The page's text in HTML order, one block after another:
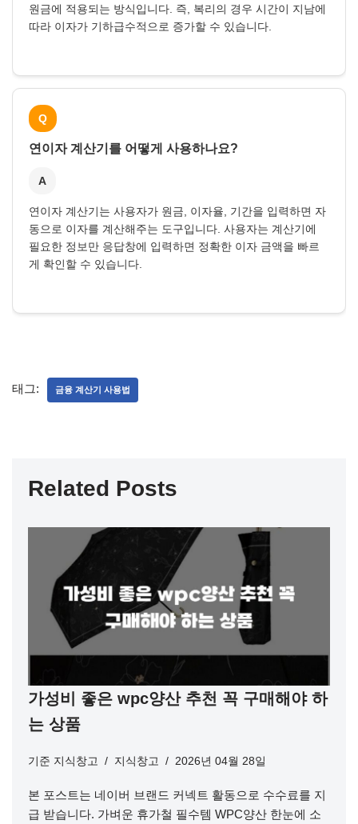
원금에 적용되는 방식입니다. 즉, 복리의 경우 시간이 지남에
따라 이자가 기하급수적으로 증가할 수 있습니다.
Q
연이자 계산기를 어떻게 사용하나요?
A
연이자 계산기는 사용자가 원금, 이자율, 기간을 입력하면 자
동으로 이자를 계산해주는 도구입니다. 사용자는 계산기에
필요한 정보만 응답창에 입력하면 정확한 이자 금액을 빠르
게 확인할 수 있습니다.
태그: 금융 계산기 사용법
Related Posts
가성비 좋은 wpc양산 추천 꼭 구매해야 하
는 상품
기준 지식창고 지식창고 2026년 04월 28일
본 포스트는 네이버 브랜드 커넥트 활동으로 수수료를 지
급 받습니다. 가벼운 휴가철 필수템 WPC양산 한눈에 소